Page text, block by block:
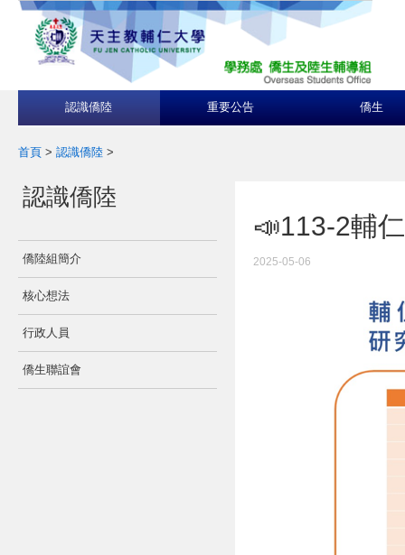
認識僑陸 重要公告 僑生
首頁 > 認識僑陸 >
認識僑陸
僑陸組簡介
核心想法
行政人員
僑生聯誼會
📣113-2輔
2025-05-06